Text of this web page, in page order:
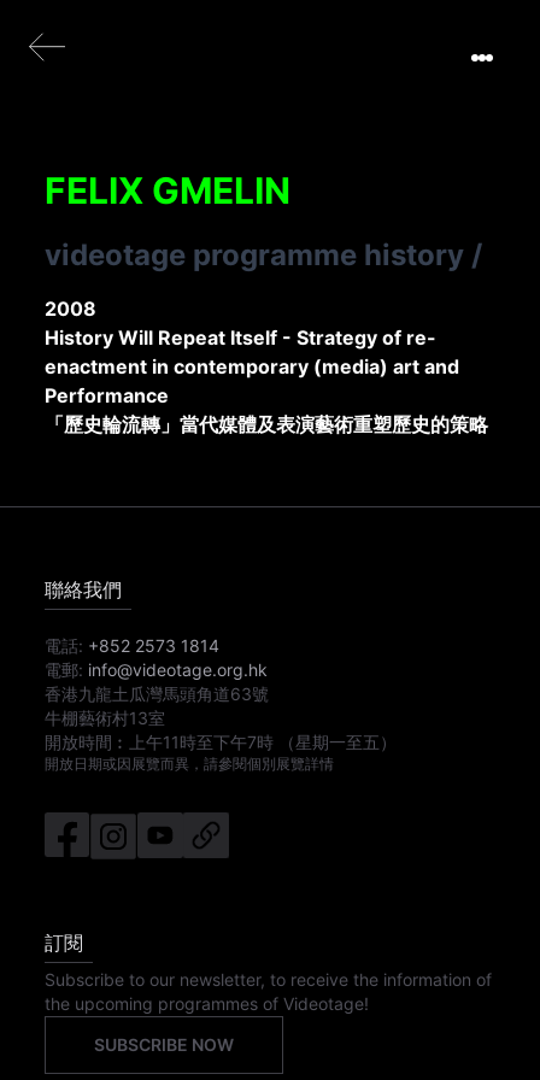
FELIX GMELIN
videotage programme history /
2008
History Will Repeat Itself - Strategy of re-
enactment in contemporary (media) art and
Performance
「歷史輪流轉」當代媒體及表演藝術重塑歷史的策略
聯絡我們
電話: +852 2573 1814
電郵: info@videotage.org.hk
香港九龍土瓜灣馬頭角道63號
牛棚藝術村13室
開放時間︰
上午11時至下午7時 （星期一至五）
開放日期或因展覽而異，請參閱個別展覽詳情
訂閱
Subscribe to our newsletter, to receive the information of
the upcoming programmes of Videotage!
SUBSCRIBE NOW